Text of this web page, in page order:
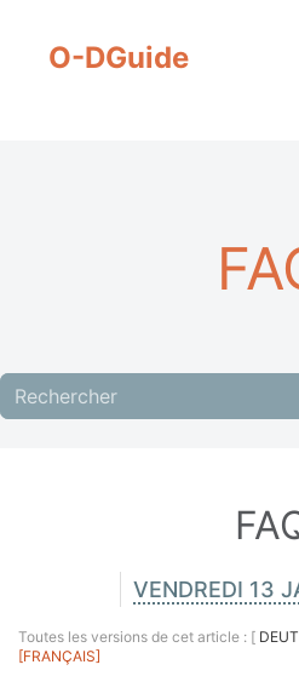
O-DGuide
Champ
de
VENDREDI 13
Toutes les versions de cet article : [
[FRANÇAIS]